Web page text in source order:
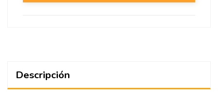
Descripción